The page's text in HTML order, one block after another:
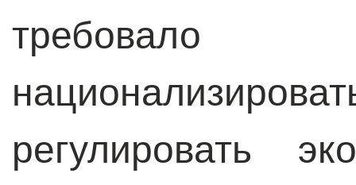
требовало
регулировать